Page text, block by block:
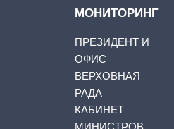
МОНИТОРИНГ
ПРЕЗИДЕНТ И
ОФИС
ВЕРХОВНАЯ
РАДА
КАБИНЕТ
МИНИСТРОВ